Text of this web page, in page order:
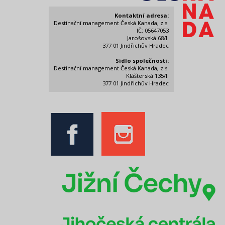
Kontaktní adresa:
Destinační management Česká Kanada, z.s.
IČ: 05647053
Jarošovská 68/II
377 01 Jindřichův Hradec
Sídlo společnosti:
Destinační management Česká Kanada, z.s.
Klášterská 135/II
377 01 Jindřichův Hradec